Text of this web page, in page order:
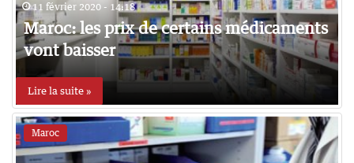
11 février 2020 - 14:18
Maroc: les prix de certains médicaments
vont baisser
Lire la suite »
Maroc